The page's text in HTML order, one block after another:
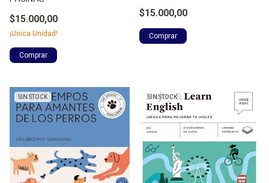
$15.000,00
¡Unica Unidad!
$15.000,00
SIN STOCK SIN STOCK